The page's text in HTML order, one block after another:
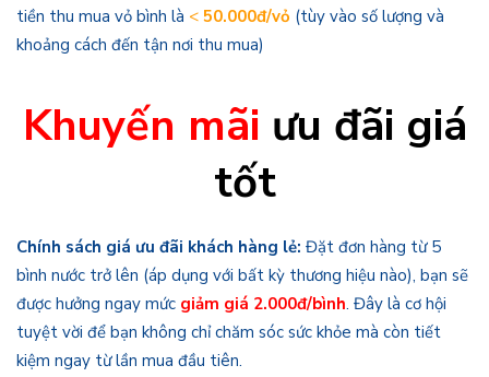
tiền thu mua vỏ bình là < 50.000đ/vỏ (tùy vào số lượng và
khoảng cách đến tận nơi thu mua)
Khuyến mãi ưu đãi giá
tốt
Chính sách giá ưu đãi khách hàng lẻ: Đặt đơn hàng từ 5
bình nước trở lên (áp dụng với bất kỳ thương hiệu nào), bạn sẽ
được hưởng ngay mức giảm giá 2.000đ/bình. Đây là cơ hội
tuyệt vời để bạn không chỉ chăm sóc sức khỏe mà còn tiết
kiệm ngay từ lần mua đầu tiên.